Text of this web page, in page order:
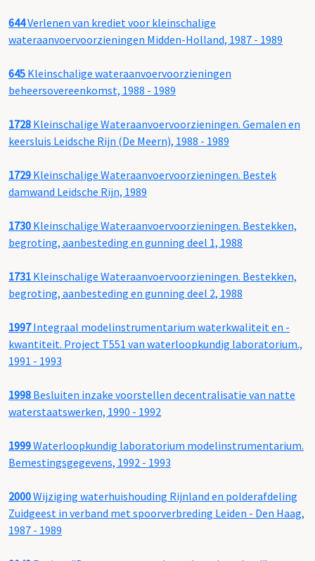
644Verlenen van krediet voor kleinschalige
wateraanvoervoorzieningen Midden-Holland, 1987 - 1989
645 Kleinschalige wateraanvoervoorzieningen
beheersovereenkomst, 1988 - 1989
1728 Kleinschalige Wateraanvoervoorzieningen. Gemalen en
keersluis Leidsche Rijn (De Meern), 1988 - 1989
1729 Kleinschalige Wateraanvoervoorzieningen. Bestek
damwand Leidsche Rijn, 1989
1730 Kleinschalige Wateraanvoervoorzieningen. Bestekken,
begroting, aanbesteding en gunning deel 1, 1988
1731 Kleinschalige Wateraanvoervoorzieningen. Bestekken,
begroting, aanbesteding en gunning deel 2, 1988
1997Integraal modelinstrumentarium waterkwaliteit en -
kwantiteit. Project T551 van waterloopkundig laboratorium.,
1991 - 1993
1998 Besluiten inzake voorstellen decentralisatie van natte
waterstaatswerken, 1990 - 1992
1999Waterloopkundig laboratorium modelinstrumentarium.
Bemestingsgegevens, 1992 - 1993
2000Wijziging waterhuishouding Rijnland en polderafdeling
Zuidgeest in verband met spoorverbreding Leiden - Den Haag,
1987 - 1989